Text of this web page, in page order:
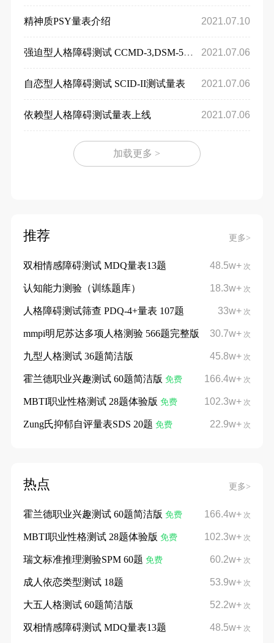
2021.07.10
精神质PSY量表介绍
2021.07.06
强迫型人格障碍测试 CCMD-3,DSM-5标准
2021.07.06
自恋型人格障碍测试 SCID-II测试量表
2021.07.06
依赖型人格障碍测试量表上线
加载更多 >
推荐 更多>
48.5w+ 次
双相情感障碍测试 MDQ量表13题
18.3w+ 次
认知能力测验（训练题库）
33w+ 次
人格障碍测试筛查 PDQ-4+量表 107题
30.7w+ 次
mmpi明尼苏达多项人格测验 566题完整版
45.8w+ 次
九型人格测试 36题简洁版
166.4w+ 次
霍兰德职业兴趣测试 60题简洁版 免费
102.3w+ 次
MBTI职业性格测试 28题体验版 免费
22.9w+ 次
Zung氏抑郁自评量表SDS 20题 免费
热点 更多>
166.4w+ 次
霍兰德职业兴趣测试 60题简洁版 免费
102.3w+ 次
MBTI职业性格测试 28题体验版 免费
60.2w+ 次
瑞文标准推理测验SPM 60题 免费
53.9w+ 次
成人依恋类型测试 18题
52.2w+ 次
大五人格测试 60题简洁版
48.5w+ 次
双相情感障碍测试 MDQ量表13题